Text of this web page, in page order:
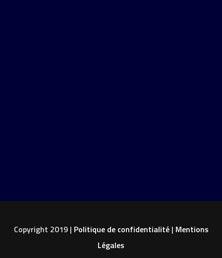
Copyright 2019 | Politique de confidentialité| Mentions
Légales